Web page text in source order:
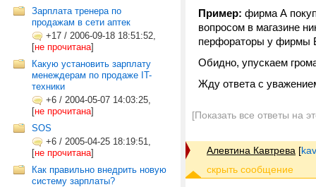
Зарплата тренера по
продажам в сети аптек
+17 / 2006-09-18 18:51:52,
[не прочитана]
Какую установить зарплату
менеждерам по продаже IT-
техники
+6 / 2004-05-07 14:03:25,
[не прочитана]
SOS
+6 / 2005-04-25 18:19:51,
[не прочитана]
Как правильно внедрить новую
систему зарплаты?
Пример: фирма А
вопросом в магазине
перфораторы у фирмы
Обидно, упускаем
Жду ответа с
[Показать все ответы на
Алевтина Кавтрева [